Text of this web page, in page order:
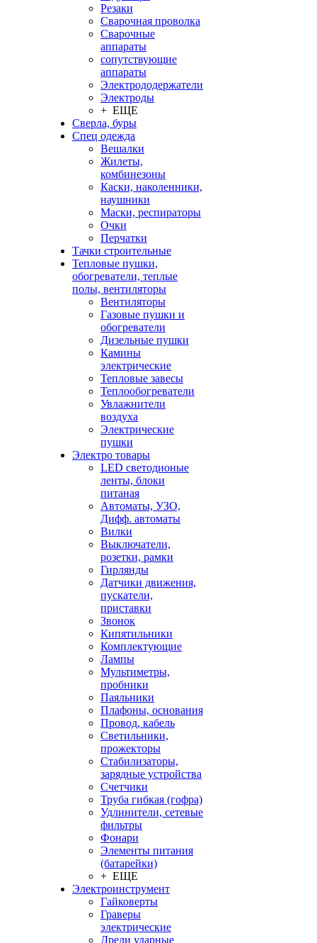
Резаки
Сварочная проволка
Сварочные
аппараты
сопутствующие
аппараты
Электрододержатели
Электроды
+ ЕЩЕ
Сверла, буры
Спец одежда
Вешалки
Жилеты,
комбинезоны
Каски, наколенники,
наушники
Маски, респираторы
Очки
Перчатки
Тачки строительные
Тепловые пушки,
обогреватели, теплые
полы, вентиляторы
Вентиляторы
Газовые пушки и
обогреватели
Дизельные пушки
Камины
электрические
Тепловые завесы
Теплообогреватели
Увлажнители
воздуха
Электрические
пушки
Электро товары
LED светодионые
ленты, блоки
питаная
Автоматы, УЗО,
Дифф. автоматы
Вилки
Выключатели,
розетки, рамки
Гирлянды
Датчики движения,
пускатели,
приставки
Звонок
Кипятильники
Комплектующие
Лампы
Мультиметры,
пробники
Паяльники
Плафоны, основания
Провод, кабель
Светильники,
прожекторы
Стабилизаторы,
зарядные устройства
Счетчики
Труба гибкая (гофра)
Удлинители, сетевые
фильтры
Фонари
Элементы питания
(батарейки)
+ ЕЩЕ
Электроинструмент
Гайковерты
Граверы
электрические
Дрели ударные